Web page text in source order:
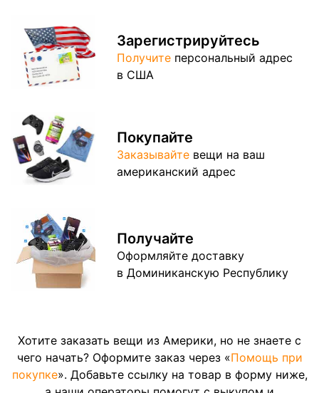
Зарегистрируйтесь
Получите персональный адрес
в США
Покупайте
Заказывайте вещи на ваш
американский адрес
Получайте
Оформляйте доставку
в Доминиканскую Республику
Хотите заказать вещи из Америки, но не знаете с
чего начать? Оформите заказ через «Помощь при
покупке». Добавьте ссылку на товар в форму ниже,